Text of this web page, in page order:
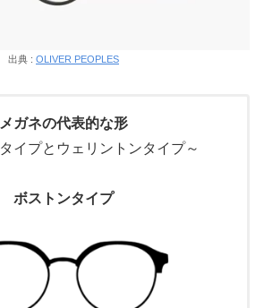
出典 : OLIVER PEOPLES
メガネの代表的な形
イプとウェリントンタイプ～
ボストンタイプ